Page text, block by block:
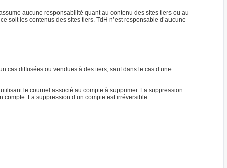
aucune responsabilité quant au contenu des sites tiers ou au
les contenus des sites tiers. TdH n’est responsable d’aucune
cas diffusées ou vendues à des tiers, sauf dans le cas d’une
le courriel associé au compte à supprimer. La suppression
La suppression d’un compte est irréversible.